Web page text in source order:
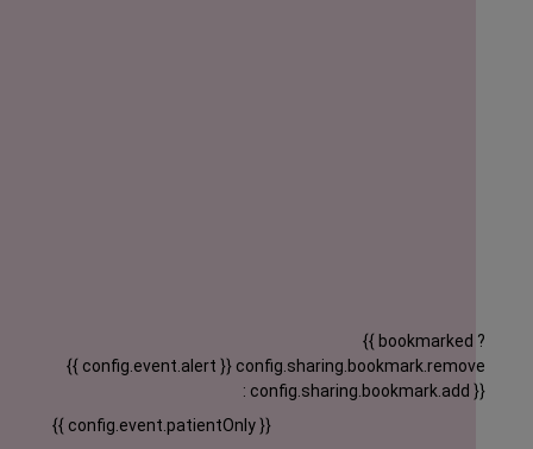
{{ config.event.alert }}
{{ bookmarked ?
config.sharing.bookmark.remove
: config.sharing.bookmark.add }}
{{ config.event.patientOnly }}